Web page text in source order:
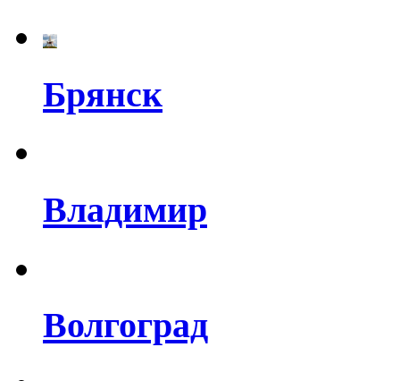
Брянск
Владимир
Волгоград